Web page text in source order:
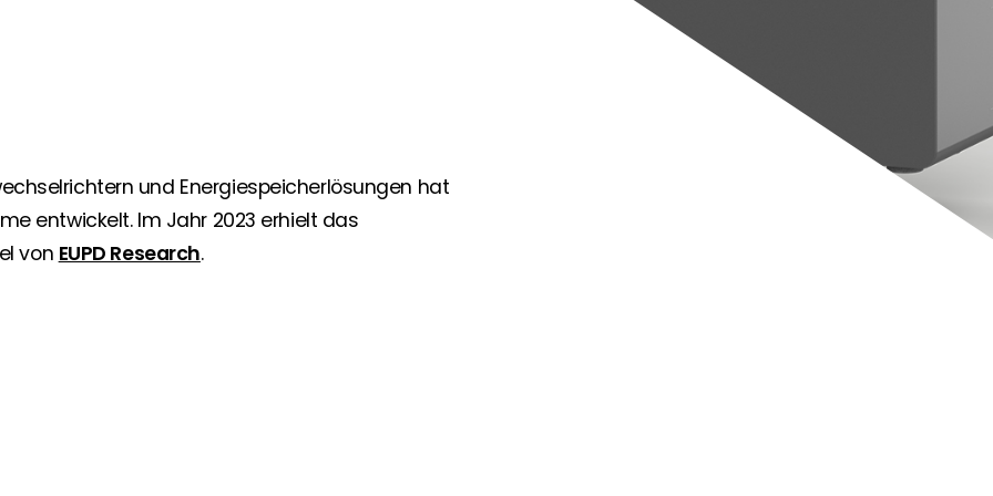
Neuigkeiten von Segen. Hier erfahren Sie es zuerst!
und Energiespeicherlösungen hat
entwickelt. Im Jahr 2023 erhielt das
von EUPD Research.